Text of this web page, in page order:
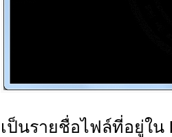
เป็นรายชื่อไฟล์ที่อยู่ใน